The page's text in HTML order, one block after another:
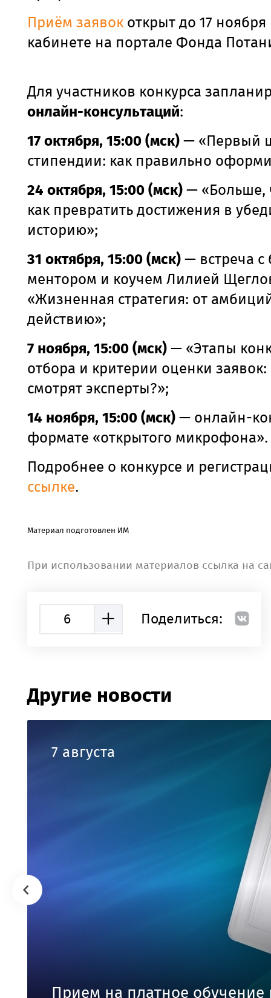
Приём заявок открыт до 17
кабинете на портале Фонда
Для участников конкурса
онлайн-консультаций:
17 октября, 15:00 (мск) — «Первый
стипендии: как правильно
24 октября, 15:00 (мск) — «Больше,
как превратить достижения в
историю»;
31 октября, 15:00 (мск) — встреча с
ментором и коучем Лилией
«Жизненная стратегия: от
действию»;
7 ноября, 15:00 (мск) — «Этапы
отбора и критерии оценки заявок:
смотрят эксперты?»;
14 ноября, 15:00 (мск) — онлайн-
формате «открытого микрофона».
Подробнее о конкурсе и
ссылке.
Материал подготовлен ИМ
При использовании материалов ссылка на
6 Поделиться:
Другие новости
7 августа
Прием на платное обучение